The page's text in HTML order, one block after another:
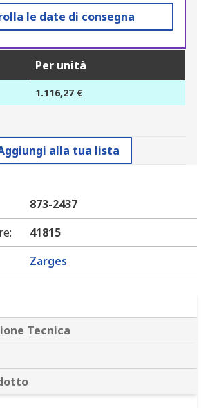
le date di consegna
Per unità
1.116,27 €
alla tua lista
873-2437
:
41815
Zarges
Tecnica